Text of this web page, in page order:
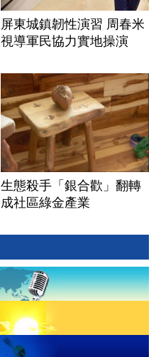
屏東城鎮韌性演習 周春米
視導軍民協力實地操演
生態殺手「銀合歡」翻轉
成社區綠金產業